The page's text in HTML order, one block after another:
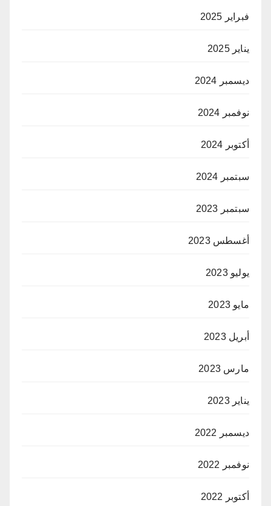
فبراير 2025
يناير 2025
ديسمبر 2024
نوفمبر 2024
أكتوبر 2024
سبتمبر 2024
سبتمبر 2023
أغسطس 2023
يوليو 2023
مايو 2023
أبريل 2023
مارس 2023
يناير 2023
ديسمبر 2022
نوفمبر 2022
أكتوبر 2022